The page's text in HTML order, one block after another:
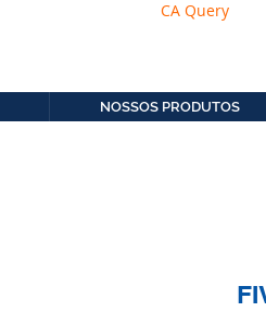
NOSSOS PRODUTOS
CA Query